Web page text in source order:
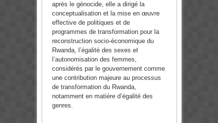
après le génocide, elle a dirigé la
conceptualisation et la mise en œuvre
effective de politiques et de
programmes de transformation pour la
reconstruction socio-économique du
Rwanda, l’égalité des sexes et
l’autonomisation des femmes,
considérés par le gouvernement comme
une contribution majeure au processus
de transformation du Rwanda,
notamment en matière d’égalité des
genres.